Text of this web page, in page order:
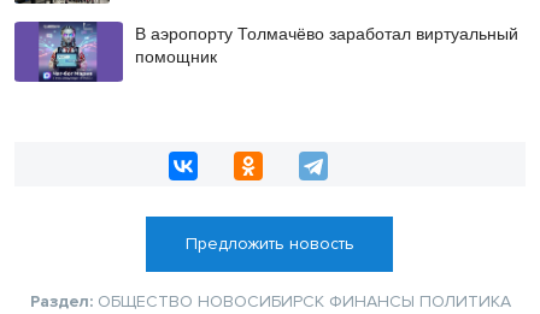
В аэропорту Толмачёво заработал виртуальный
помощник
Предложить новость
Раздел: ОБЩЕСТВО НОВОСИБИРСК ФИНАНСЫ ПОЛИТИКА